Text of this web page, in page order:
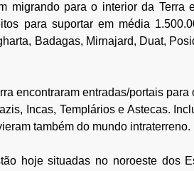
migrando para o interior da Terra
para suportar em média
Badagas, Mirnajard, Duat,
encontraram entradas/portais para
Incas, Templários e Astecas.
também do mundo intraterreno.
hoje situadas no noroeste dos